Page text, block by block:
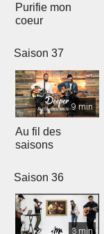
Purifie mon
coeur
Saison 37
9 min
Au fil des
saisons
Saison 36
3 min